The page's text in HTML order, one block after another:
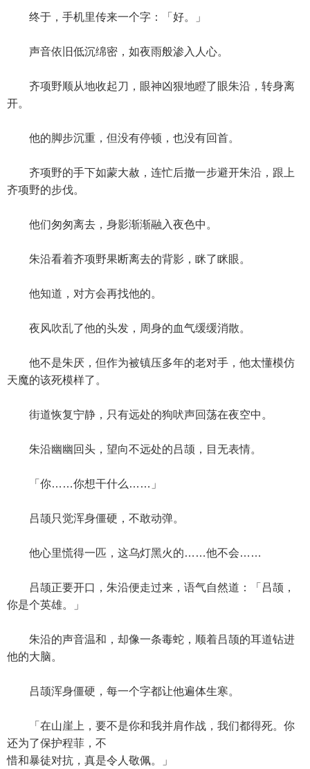
终于，手机里传来一个字：「好。」
声音依旧低沉绵密，如夜雨般渗入人心。
齐项野顺从地收起刀，眼神凶狠地瞪了眼朱沿，转身离
开。
他的脚步沉重，但没有停顿，也没有回首。
齐项野的手下如蒙大赦，连忙后撤一步避开朱沿，跟上
齐项野的步伐。
他们匆匆离去，身影渐渐融入夜色中。
朱沿看着齐项野果断离去的背影，眯了眯眼。
他知道，对方会再找他的。
夜风吹乱了他的头发，周身的血气缓缓消散。
他不是朱厌，但作为被镇压多年的老对手，他太懂模仿
天魔的该死模样了。
街道恢复宁静，只有远处的狗吠声回荡在夜空中。
朱沿幽幽回头，望向不远处的吕颉，目无表情。
「你……你想干什么……」
吕颉只觉浑身僵硬，不敢动弹。
他心里慌得一匹，这乌灯黑火的……他不会……
吕颉正要开口，朱沿便走过来，语气自然道：「吕颉，
你是个英雄。」
朱沿的声音温和，却像一条毒蛇，顺着吕颉的耳道钻进
他的大脑。
吕颉浑身僵硬，每一个字都让他遍体生寒。
「在山崖上，要不是你和我并肩作战，我们都得死。你
还为了保护程菲，不
惜和暴徒对抗，真是令人敬佩。」